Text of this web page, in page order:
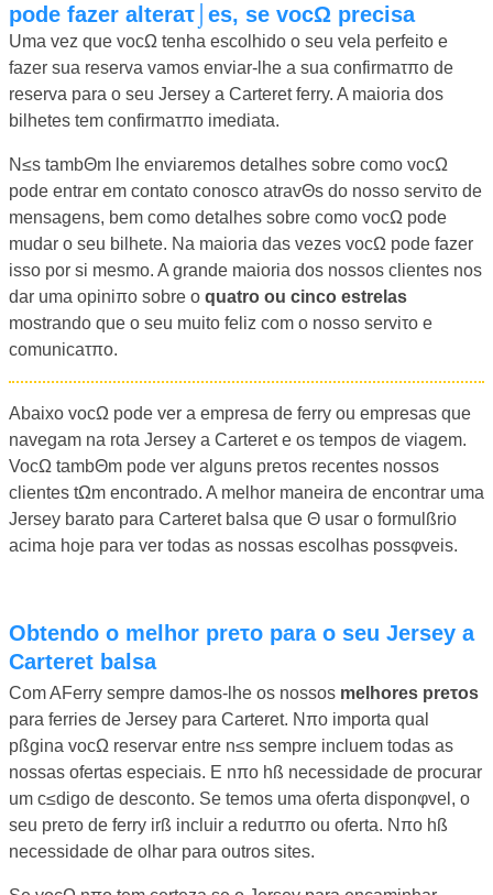
pode fazer alteraτ⌡es, se vocΩ precisa
Uma vez que vocΩ tenha escolhido o seu vela perfeito e
fazer sua reserva vamos enviar-lhe a sua confirmaτπo de
reserva para o seu Jersey a Carteret ferry. A maioria dos
bilhetes tem confirmaτπo imediata.
N≤s tambΘm lhe enviaremos detalhes sobre como vocΩ
pode entrar em contato conosco atravΘs do nosso serviτo de
mensagens, bem como detalhes sobre como vocΩ pode
mudar o seu bilhete. Na maioria das vezes vocΩ pode fazer
isso por si mesmo. A grande maioria dos nossos clientes nos
dar uma opiniπo sobre o quatro ou cinco estrelas
mostrando que o seu muito feliz com o nosso serviτo e
comunicaτπo.
Abaixo vocΩ pode ver a empresa de ferry ou empresas que
navegam na rota Jersey a Carteret e os tempos de viagem.
VocΩ tambΘm pode ver alguns preτos recentes nossos
clientes tΩm encontrado. A melhor maneira de encontrar uma
Jersey barato para Carteret balsa que Θ usar o formulßrio
acima hoje para ver todas as nossas escolhas possφveis.
Obtendo o melhor preτo para o seu Jersey a
Carteret balsa
Com AFerry sempre damos-lhe os nossos melhores preτos
para ferries de Jersey para Carteret. Nπo importa qual
pßgina vocΩ reservar entre n≤s sempre incluem todas as
nossas ofertas especiais. E nπo hß necessidade de procurar
um c≤digo de desconto. Se temos uma oferta disponφvel, o
seu preτo de ferry irß incluir a reduτπo ou oferta. Nπo hß
necessidade de olhar para outros sites.